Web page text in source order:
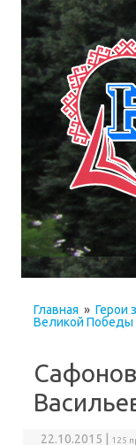
Главная » Герои
Великой Победы
22.10.2015 | 125